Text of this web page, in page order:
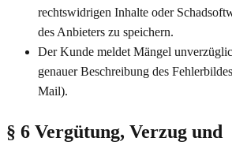
rechtswidrigen Inhalte oder
des Anbieters zu speichern.
Der Kunde meldet Mängel
genauer Beschreibung des
Mail).
§ 6 Vergütung, Verzug und